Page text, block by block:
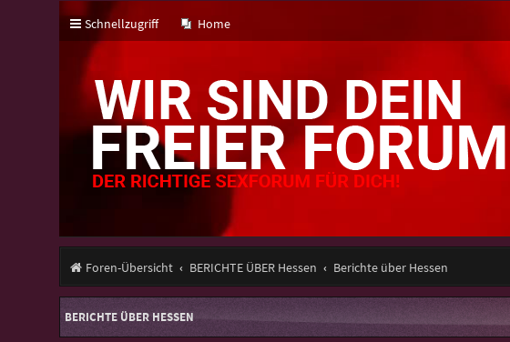
Schnellzugriff Home
Foren-Übersicht BERICHTE ÜBER Hessen Berichte über Hessen
BERICHTE ÜBER HESSEN